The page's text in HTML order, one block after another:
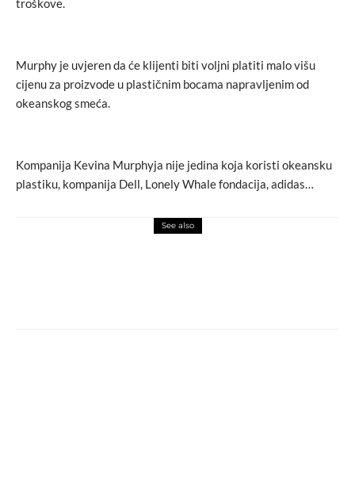
troškove.
Murphy je uvjeren da će klijenti biti voljni platiti malo višu
cijenu za proizvode u plastičnim bocama napravljenim od
okeanskog smeća.
Kompanija Kevina Murphyja nije jedina koja koristi okeansku
plastiku, kompanija Dell, Lonely Whale fondacija, adidas…
See also